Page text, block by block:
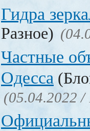
Гидра
Разное)
Частные
Одесса
(05.04.2022 /